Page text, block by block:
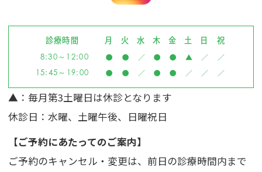
診療時間 月 火 水 木 金 土 日 祝
8:30～12:00 ● ● ／ ● ● ▲ ／ ／
15:45～19:00 ● ● ／ ● ● ／ ／ ／
▲ ：毎月第3土曜日は休診となります
休診日：水曜、土曜午後、日曜祝日
【ご予約にあたってのご案内】
ご予約のキャンセル・変更は、前日の診療時間内まで